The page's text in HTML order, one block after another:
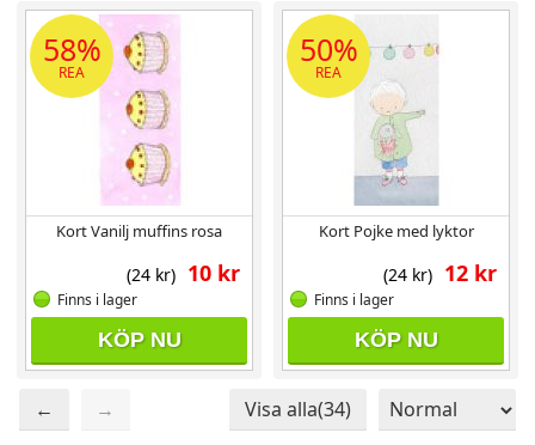
58%
REA
Kort Vanilj muffins rosa
10 kr
(24 kr)
Finns i lager
KÖP NU
50%
REA
Kort Pojke med lyktor
12 kr
(24 kr)
Finns i lager
KÖP NU
← →
Visa alla(34)